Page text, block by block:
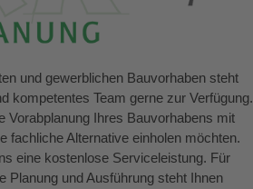
und gewerblichen Bauvorhaben steht
kompetentes Team gerne zur Verfügung.
Vorabplanung Ihres Bauvorhabens mit
fachliche Alternative einholen möchten.
eine kostenlose Serviceleistung. Für
Planung und Ausführung steht Ihnen